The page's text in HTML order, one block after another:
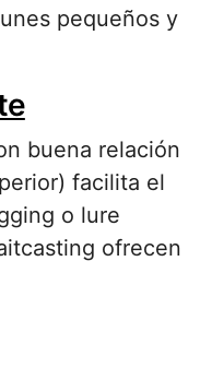
pequeños y
buena relación
facilita el
o lure
ofrecen